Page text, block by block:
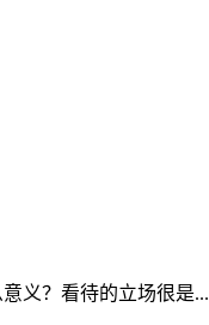
义？看待的立场很是...